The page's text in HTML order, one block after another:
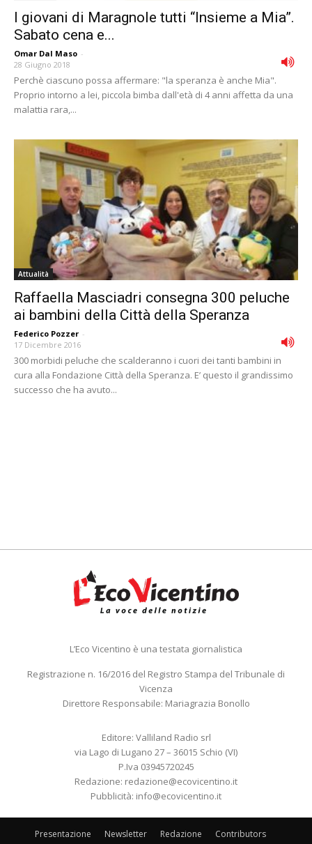
I giovani di Maragnole tutti “Insieme a Mia”.
Sabato cena e...
Omar Dal Maso -
28 Giugno 2018
Perchè ciascuno possa affermare: "la speranza è anche Mia".
Proprio intorno a lei, piccola bimba dall'età di 4 anni affetta da una
malattia rara,...
Attualità
Raffaella Masciadri consegna 300 peluche
ai bambini della Città della Speranza
Federico Pozzer -
17 Dicembre 2016
300 morbidi peluche che scalderanno i cuori dei tanti bambini in
cura alla Fondazione Città della Speranza. E’ questo il grandissimo
successo che ha avuto...
L’Eco Vicentino è una testata giornalistica
Registrazione n. 16/2016 del Registro Stampa del Tribunale di
Vicenza
Direttore Responsabile: Mariagrazia Bonollo
Editore: Valliland Radio srl
via Lago di Lugano 27 – 36015 Schio (VI)
P.Iva 03945720245
Redazione: redazione@ecovicentino.it
Pubblicità: info@ecovicentino.it
Presentazione Newsletter Redazione
Contributors